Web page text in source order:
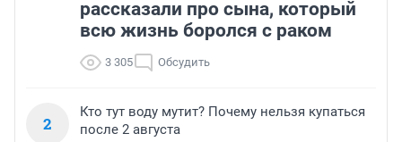
рассказали про сына, который
всю жизнь боролся с раком
3 305 Обсудить
2
Кто тут воду мутит? Почему нельзя купаться
после 2 августа